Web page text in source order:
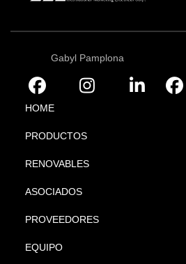
Gabyl Pamplona
HOME
PRODUCTOS
RENOVABLES
ASOCIADOS
PROVEEDORES
EQUIPO